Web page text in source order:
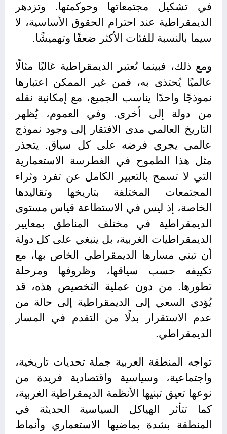
في تشكيل مجتمعاتها وحوكمتها. وتزدهر
الديمقراطية عند احترام الحقوق الأساسية، لا
سيما بالنسبة للفئات الأكثر ضعفًا وتهميشًا.
ومع ذلك، فبينما تُعتبر الديمقراطية غالبًا مثالًا
عالميًا يُحتذى به، فمن غير الممكن اعتبارها
نموذجًا واحدًا يناسب الجميع، مع إمكانية نقله
من دولة إلى أخرى. وفي العموم، يُظهر
التاريخ العالمي مدى الافتقار إلى وجود نموذج
عالمي يجري فرضه على كل سياق. يتجذر
مثل هذا الطموح في الغطرسة الاستعمارية
التي لا تسمح بالتعبير الكامل عن تفرد وثراء
المجتمعات المختلفة بتاريخها وتقاليدها
الخاصة، إذ ليس في الاستطاعة قياس مستوى
الديمقراطية في مختلف المناطق بمعايير
الديمقراطيات الغربية، بل ينبغي على كل دولة
أن تبني مسارها الديمقراطي الخاص بها، مع
تكييفه حسب سياقها، وظروفها ومرحلة
تطورها. من دون عملية التخصيص هذه، قد
يُؤدي السعي إلى الديمقراطية إلى حالة من
عدم الاستقرار بدلًا من التقدم في المسار
الديمقراطي.
تواجه المنطقة العربية جملة تحديات تاريخية،
واجتماعية، وسياسية واقتصادية فريدة من
نوعها تعيق تبنيها الأنظمة الديمقراطية الغربية،
كما تتأثر الهياكل السياسية الحديثة في
المنطقة بشدة بماضيها الاستعماري وأنماط